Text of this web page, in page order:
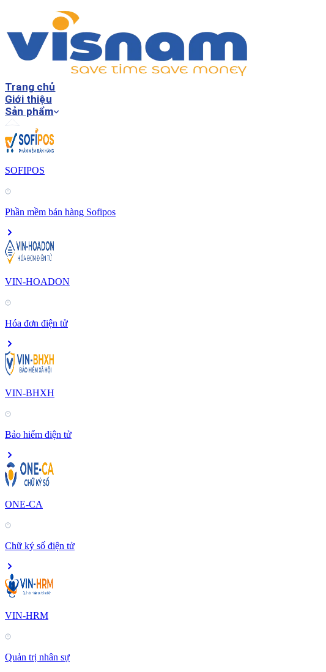
Trang chủ
Giới thiệu
Sản phẩm
SOFIPOS
Phần mềm bán hàng Sofipos
VIN-HOADON
Hóa đơn điện tử
VIN-BHXH
Bảo hiểm điện tử
ONE-CA
Chữ ký số điện tử
VIN-HRM
Quản trị nhân sự